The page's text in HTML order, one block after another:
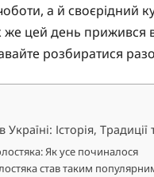
а й своєрідний
же цей день прижився
розбиратися
Історія, Традиції
Як усе починалося
став таким популярним